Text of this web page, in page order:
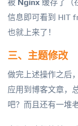
被 Nginx 缓存了（
信息即可看到 HIT
也就上来了！
三、主题修改
做完上述操作之后
应用到博客文章，
吧？而且还有一堆